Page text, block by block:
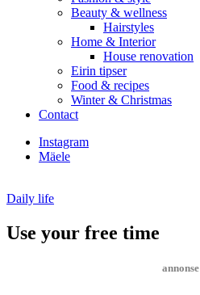
Beauty & wellness
Hairstyles
Home & Interior
House renovation
Eirin tipser
Food & recipes
Winter & Christmas
Contact
Instagram
Mäele
Daily life
Use your free time
annonse